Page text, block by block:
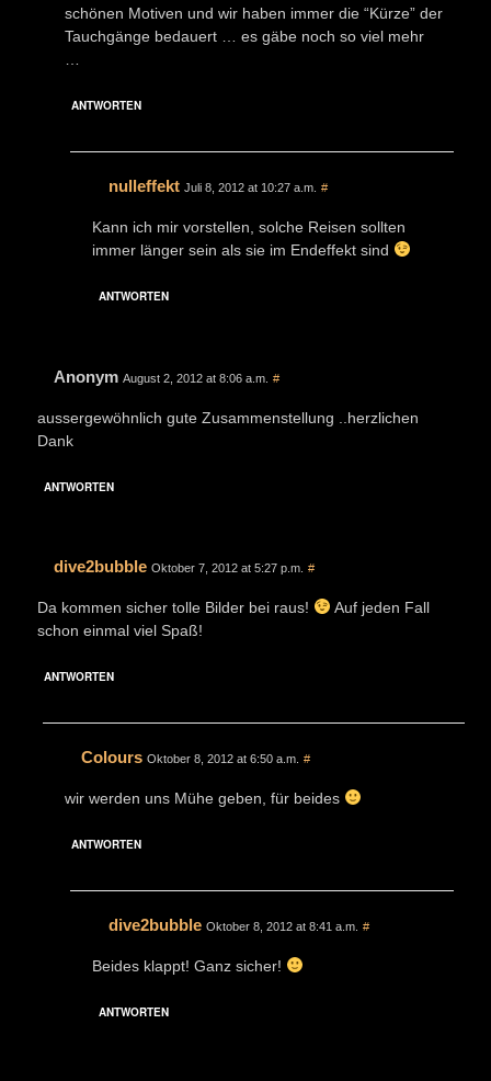
schönen Motiven und wir haben immer die “Kürze” der
Tauchgänge bedauert … es gäbe noch so viel mehr
ANTWORTEN
nulleffekt Juli 8, 2012 at 10:27 a.m. #
Kann ich mir vorstellen, solche Reisen sollten
immer länger sein als sie im Endeffekt sind
ANTWORTEN
Anonym August 2, 2012 at 8:06 a.m. #
aussergewöhnlich gute Zusammenstellung ..herzlichen
Dank
ANTWORTEN
dive2bubble Oktober 7, 2012 at 5:27 p.m. #
Da kommen sicher tolle Bilder bei raus!
Auf jeden Fall
schon einmal viel Spaß!
ANTWORTEN
Colours Oktober 8, 2012 at 6:50 a.m. #
wir werden uns Mühe geben, für beides
ANTWORTEN
dive2bubble Oktober 8, 2012 at 8:41 a.m. #
Beides klappt! Ganz sicher!
ANTWORTEN